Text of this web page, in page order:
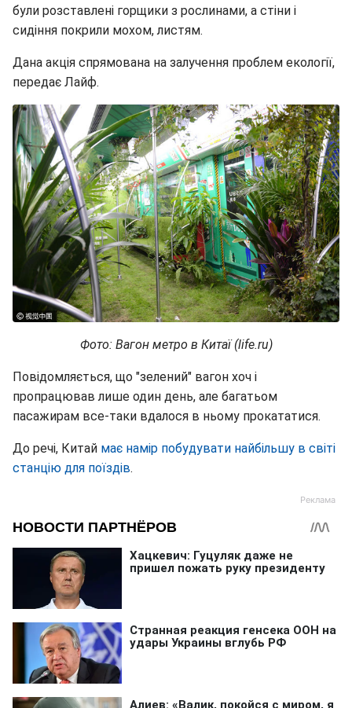
були розставлені горщики з рослинами, а стіни і
сидіння покрили мохом, листям.
Дана акція спрямована на залучення проблем екології,
передає Лайф.
Фото: Вагон метро в Китаї (life.ru)
Повідомляється, що "зелений" вагон хоч і
пропрацював лише один день, але багатьом
пасажирам все-таки вдалося в ньому прокататися.
До речі, Китай має намір побудувати найбільшу в світі
станцію для поїздів.